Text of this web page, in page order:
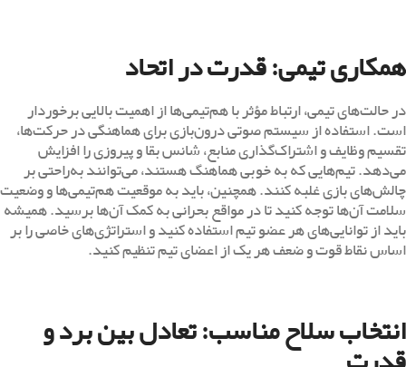
همکاری تیمی: قدرت در اتحاد
در حالت‌های تیمی، ارتباط مؤثر با هم‌تیمی‌ها از اهمیت بالایی برخوردار
است. استفاده از سیستم صوتی درون‌بازی برای هماهنگی در حرکت‌ها،
تقسیم وظایف و اشتراک‌گذاری منابع، شانس بقا و پیروزی را افزایش
می‌دهد. تیم‌هایی که به خوبی هماهنگ هستند، می‌توانند به‌راحتی بر
چالش‌های بازی غلبه کنند. همچنین، باید به موقعیت هم‌تیمی‌ها و وضعیت
سلامت آن‌ها توجه کنید تا در مواقع بحرانی به کمک آن‌ها برسید. همیشه
باید از توانایی‌های هر عضو تیم استفاده کنید و استراتژی‌های خاصی را بر
اساس نقاط قوت و ضعف هر یک از اعضای تیم تنظیم کنید.
انتخاب سلاح مناسب: تعادل بین برد و